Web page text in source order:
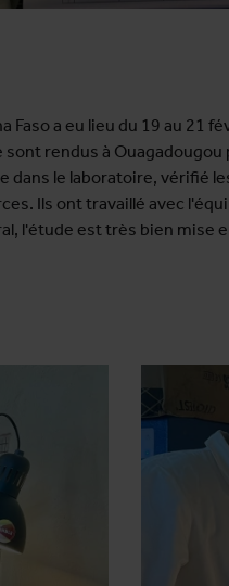
a eu lieu du 19 au 21
rendus à
dans le laboratoire, vérifié
Ils ont travaillé avec
l'étude est très bien